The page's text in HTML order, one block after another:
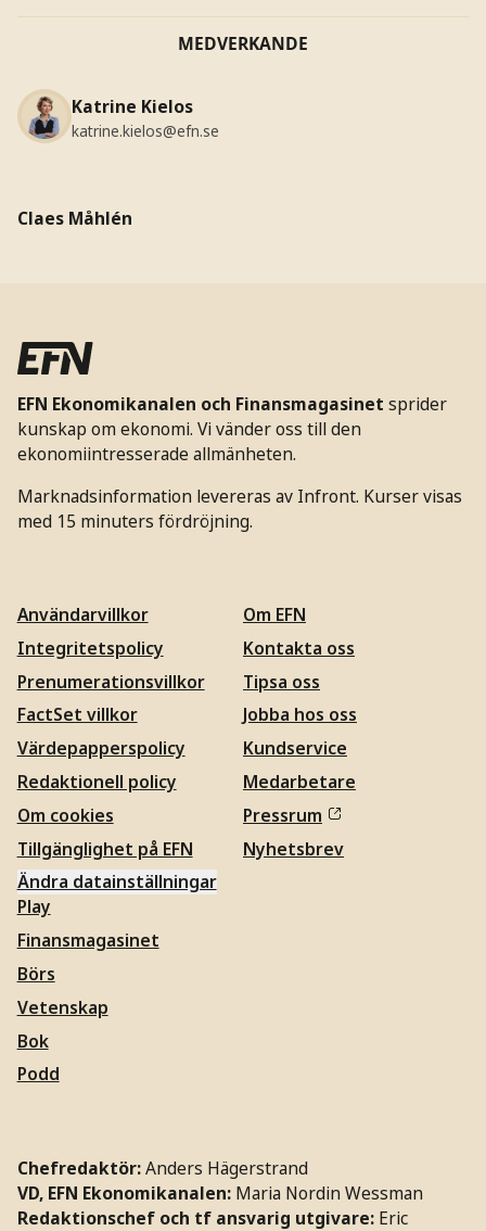
MEDVERKANDE
Katrine Kielos
katrine.kielos@efn.se
Claes Måhlén
EFN Ekonomikanalen och Finansmagasinet sprider
kunskap om ekonomi. Vi vänder oss till den
ekonomiintresserade allmänheten.
Marknadsinformation levereras av Infront. Kurser visas
med 15 minuters fördröjning.
Användarvillkor
Integritetspolicy
Prenumerationsvillkor
FactSet villkor
Värdepapperspolicy
Redaktionell policy
Om cookies
Tillgänglighet på EFN
Ändra datainställningar
Om EFN
Kontakta oss
Tipsa oss
Jobba hos oss
Kundservice
Medarbetare
Pressrum
Nyhetsbrev
Play
Finansmagasinet
Börs
Vetenskap
Bok
Podd
Chefredaktör:Anders Hägerstrand
VD, EFN Ekonomikanalen: Maria Nordin Wessman
Redaktionschef och tf ansvarig utgivare: Eric